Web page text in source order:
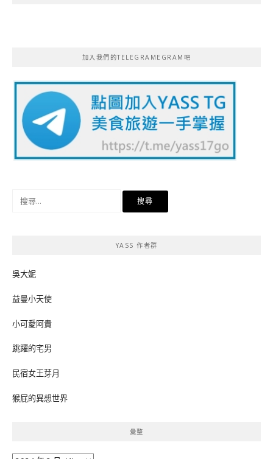
加入我們的TELEGRAMEGRAM吧
YASS 作者群
吳大妮
益曼小天使
小可愛阿貴
跳躍的宅男
民宿女王芽月
猴屁的異想世界
彙整